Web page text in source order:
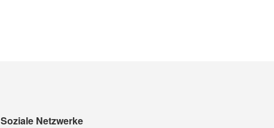
Soziale Netzwerke